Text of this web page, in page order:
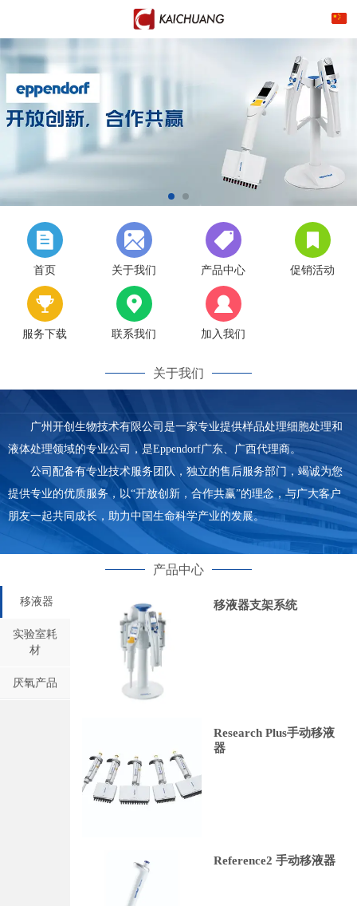
首页 关于我们 产品中心 促销活动
服务下载 联系我们 加入我们
关于我们
广州开创生物技术有限公司是一家专业提供样品处理细胞处理和
液体处理领域的专业公司，是Eppendorf广东、广西代理商。
公司配备有专业技术服务团队，独立的售后服务部门，竭诚为您
提供专业的优质服务，以“开放创新，合作共赢”的理念，与广大客户
朋友一起共同成长，助力中国生命科学产业的发展。
产品中心
移液器
实验室耗
材
厌氧产品
移液器支架系统
Research Plus手动移液
器
Reference2 手动移液器